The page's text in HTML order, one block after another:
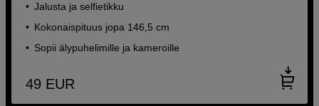
Jalusta ja selfietikku
Kokonaispituus jopa 146,5 cm
Sopii älypuhelimille ja kameroille
49 EUR